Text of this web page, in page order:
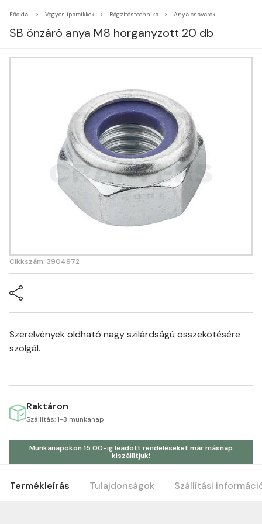
Főoldal Vegyes iparcikkek Rögzítéstechnika Anya csavarok
SB önzáró anya M8 horganyzott 20 db
Cikkszám: 3904972
Szerelvények oldható nagy szilárdságú összekötésére
szolgál.
Raktáron
Szállítás: 1-3 munkanap
Munkanapokon 15.00-ig leadott rendeléseket már másnap
kiszállítjuk!
Termékleírás Tulajdonságok Szállítási